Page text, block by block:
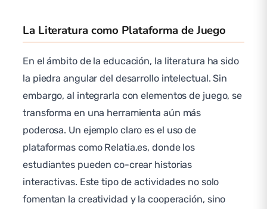
La Literatura como Plataforma de Juego
En el ámbito de la educación, la literatura ha sido
la piedra angular del desarrollo intelectual. Sin
embargo, al integrarla con elementos de juego, se
transforma en una herramienta aún más
poderosa. Un ejemplo claro es el uso de
plataformas como Relatia.es, donde los
estudiantes pueden co-crear historias
interactivas. Este tipo de actividades no solo
fomentan la creatividad y la cooperación, sino